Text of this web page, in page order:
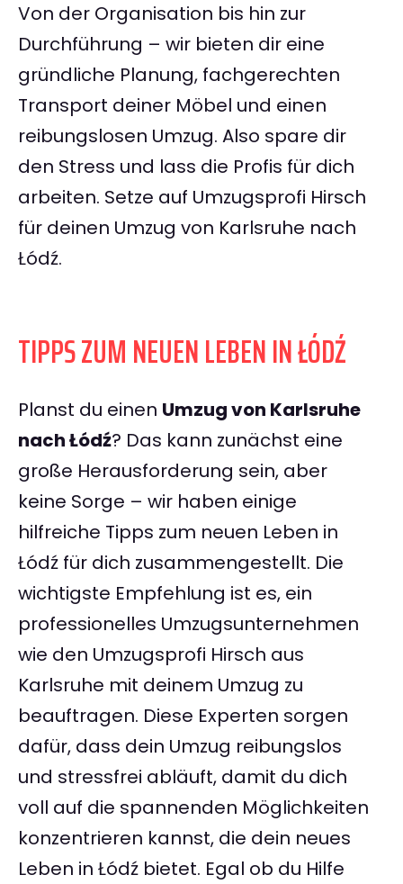
Von der Organisation bis hin zur
Durchführung – wir bieten dir eine
gründliche Planung, fachgerechten
Transport deiner Möbel und einen
reibungslosen Umzug. Also spare dir
den Stress und lass die Profis für dich
arbeiten. Setze auf Umzugsprofi Hirsch
für deinen Umzug von Karlsruhe nach
Łódź.
TIPPS ZUM NEUEN LEBEN IN ŁÓDŹ
Planst du einen Umzug von Karlsruhe
nach Łódź? Das kann zunächst eine
große Herausforderung sein, aber
keine Sorge – wir haben einige
hilfreiche Tipps zum neuen Leben in
Łódź für dich zusammengestellt. Die
wichtigste Empfehlung ist es, ein
professionelles Umzugsunternehmen
wie den Umzugsprofi Hirsch aus
Karlsruhe mit deinem Umzug zu
beauftragen. Diese Experten sorgen
dafür, dass dein Umzug reibungslos
und stressfrei abläuft, damit du dich
voll auf die spannenden Möglichkeiten
konzentrieren kannst, die dein neues
Leben in Łódź bietet. Egal ob du Hilfe